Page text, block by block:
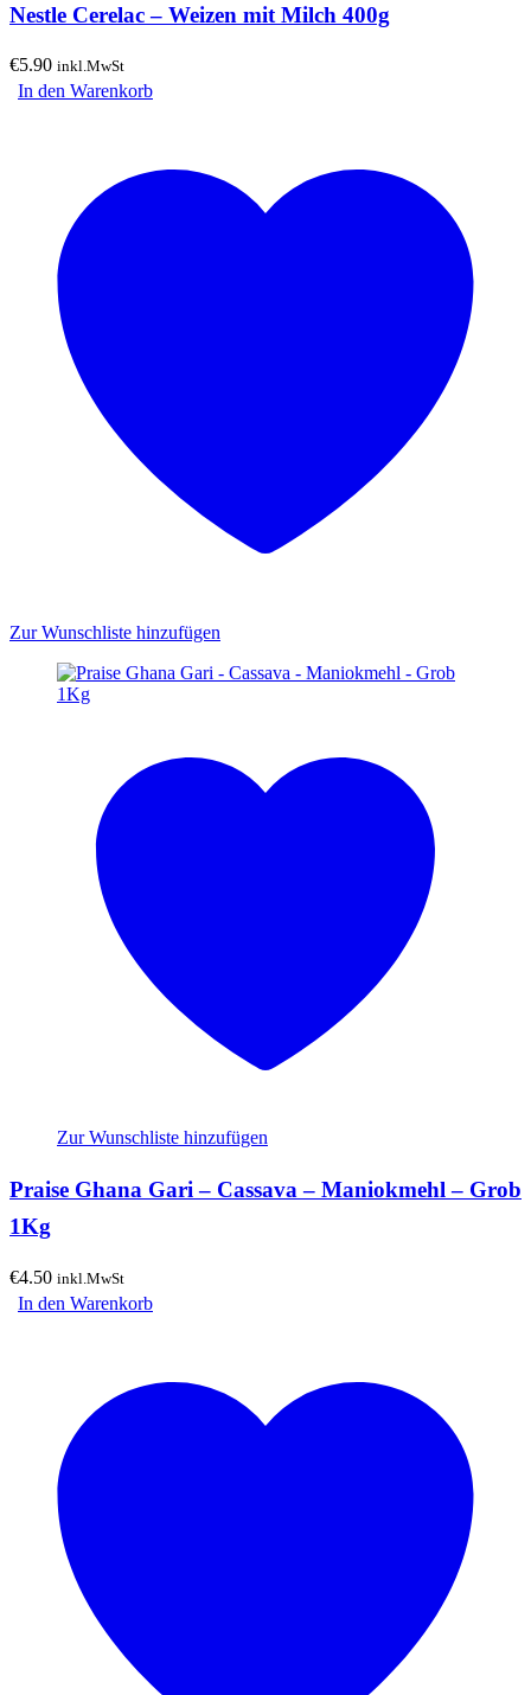
Nestle Cerelac – Weizen mit Milch 400g
€5.90 inkl.MwSt
In den Warenkorb
Zur Wunschliste hinzufügen
Zur Wunschliste hinzufügen
Praise Ghana Gari – Cassava – Maniokmehl – Grob
1Kg
€4.50 inkl.MwSt
In den Warenkorb